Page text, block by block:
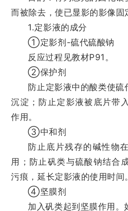
而被除去，使已显影的影像固
1.定影液的成分
①定影剂-硫代硫酸钠
反应过程见教材P91。
②保护剂
防止定影液中的酸类使
沉淀；防止定影液被底片带
作用。
③中和剂
防止底片残存的碱性物
用；防止矾类与硫酸钠结合
污痕，延长定影液的使用时间
④坚膜剂
加入矾类起到坚膜作用。